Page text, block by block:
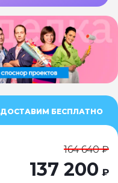
ДОСТАВИМ БЕСПЛАТНО
164 640 ₽
137 200 ₽